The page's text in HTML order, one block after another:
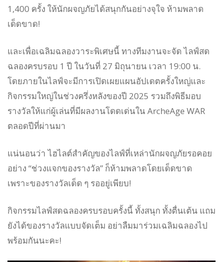
1,400 ครั้ง ให้นักผจญภัยได้สนุกกันอย่างจุใจ ห้ามพลาด
เด็ดขาด!
และเพื่อเฉลิมฉลองวาระพิเศษนี้ ทางทีมงานจะจัด ไลฟ์สด
ฉลองครบรอบ 1 ปี ในวันที่ 27 มิถุนายน เวลา 19:00 น.
โดยภายในไลฟ์จะมีการเปิดเผยแผนอัปเดตครั้งใหญ่และ
กิจกรรมใหญ่ในช่วงครึ่งหลังของปี 2025 รวมถึงพิธีมอบ
รางวัลให้แก่ผู้เล่นที่มีผลงานโดดเด่นใน ArcheAge WAR
ตลอดปีที่ผ่านมา
แน่นอนว่า ไฮไลต์สำคัญของไลฟ์ที่เหล่านักผจญภัยรอคอย
อย่าง “ช่วงแจกของรางวัล” ก็ห้ามพลาดโดยเด็ดขาด
เพราะของรางวัลเด็ด ๆ รออยู่เพียบ!
กิจกรรมไลฟ์สดฉลองครบรอบครั้งนี้ ทั้งสนุก ทั้งตื่นเต้น แถม
ยังได้ของรางวัลแบบจัดเต็ม อย่าลืมมาร่วมเฉลิมฉลองไป
พร้อมกันนะคะ!